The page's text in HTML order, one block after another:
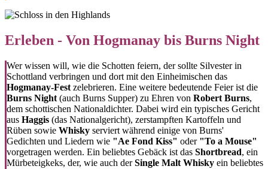
Erleben - Von Hogmanay bis Burns Night
Wer wissen will, wie die Schotten feiern, der sollte Silvester in
Schottland verbringen und dort mit den Einheimischen das
Hogmanay-Fest zelebrieren. Eine weitere bedeutende Feier ist die
Burns Night (auch Burns Supper) zu Ehren von Robert Burns,
dem schottischen Nationaldichter. Dabei wird ein typisches Gericht
aus Haggis (das Nationalgericht), zerstampften Kartoffeln und
Rüben sowie Whisky serviert während einige von Burns'
Gedichten und Liedern wie "Ae Fond Kiss" oder "To a Mouse"
vorgetragen werden. Ein beliebtes Gebäck ist das Shortbread, ein
Mürbeteigkeks, der, wie auch derSingle Malt Whisky ein beliebtes